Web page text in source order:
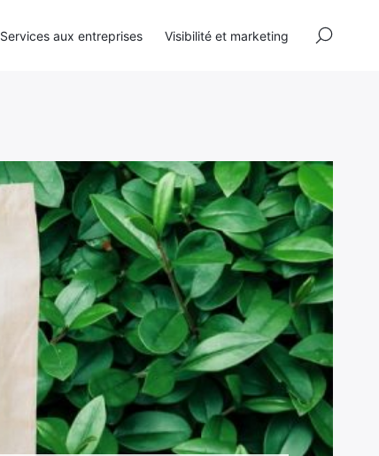
Services aux entreprises Visibilité et marketing
×